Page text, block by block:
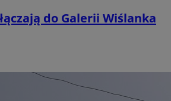
do Galerii Wiślanka